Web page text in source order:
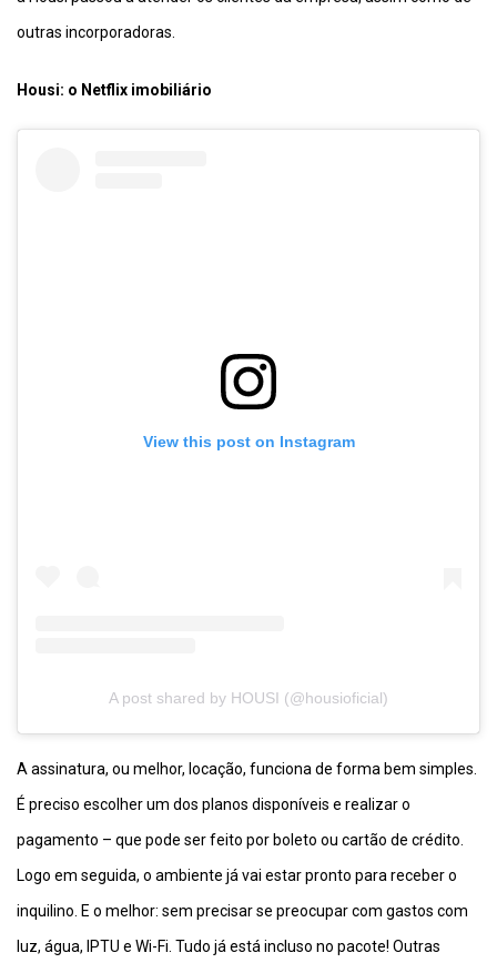
outras incorporadoras.
Housi: o Netflix imobiliário
View this post on Instagram
A post shared by HOUSI (@housioficial)
A assinatura, ou melhor, locação, funciona de forma bem simples.
É preciso escolher um dos planos disponíveis e realizar o
pagamento – que pode ser feito por boleto ou cartão de crédito.
Logo em seguida, o ambiente já vai estar pronto para receber o
inquilino. E o melhor: sem precisar se preocupar com gastos com
luz, água, IPTU e Wi-Fi. Tudo já está incluso no pacote! Outras